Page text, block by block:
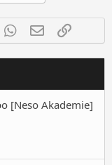
WhatsAppЭлектронная
[Neso Akademie]